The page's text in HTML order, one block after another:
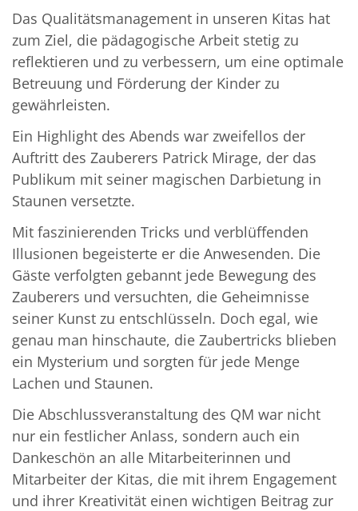
Das Qualitätsmanagement in unseren Kitas hat
zum Ziel, die pädagogische Arbeit stetig zu
reflektieren und zu verbessern, um eine optimale
Betreuung und Förderung der Kinder zu
gewährleisten.
Ein Highlight des Abends war zweifellos der
Auftritt des Zauberers Patrick Mirage, der das
Publikum mit seiner magischen Darbietung in
Staunen versetzte.
Mit faszinierenden Tricks und verblüffenden
Illusionen begeisterte er die Anwesenden. Die
Gäste verfolgten gebannt jede Bewegung des
Zauberers und versuchten, die Geheimnisse
seiner Kunst zu entschlüsseln. Doch egal, wie
genau man hinschaute, die Zaubertricks blieben
ein Mysterium und sorgten für jede Menge
Lachen und Staunen.
Die Abschlussveranstaltung des QM war nicht
nur ein festlicher Anlass, sondern auch ein
Dankeschön an alle Mitarbeiterinnen und
Mitarbeiter der Kitas, die mit ihrem Engagement
und ihrer Kreativität einen wichtigen Beitrag zur